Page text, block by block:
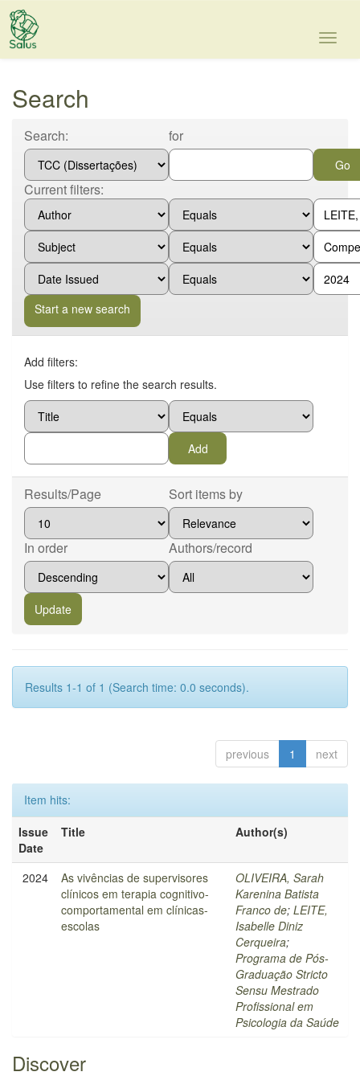
Skip
Search
Search: for
Current filters:
Start a new search
Add filters:
Use filters to refine the search results.
Results/Page Sort items by
In order Authors/record
Results 1-1 of 1 (Search time: 0.0 seconds).
previous 1 next
Item hits:
Issue
Date
Title Author(s)
2024
As vivências de supervisores
clínicos em terapia cognitivo-
comportamental em clínicas-
escolas
OLIVEIRA, Sarah
Karenina Batista
Franco de; LEITE,
Isabelle Diniz
Cerqueira;
Programa de Pós-
Graduação Stricto
Sensu Mestrado
Profissional em
Psicologia da Saúde
Discover